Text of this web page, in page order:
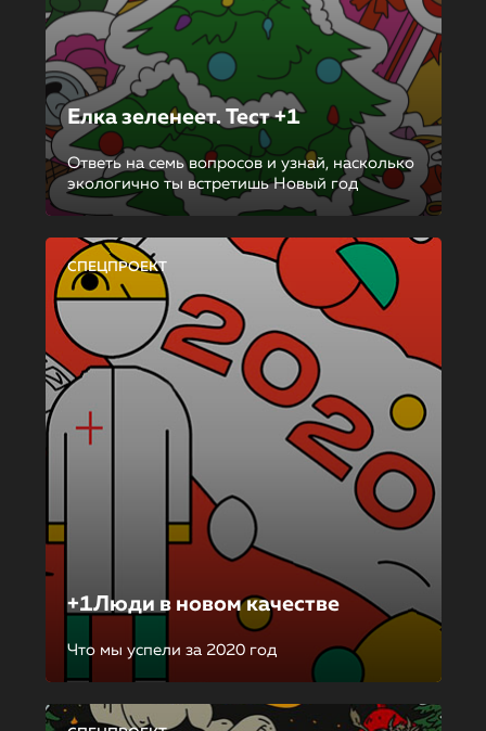
Елка зеленеет. Тест +1
Ответь на семь вопросов и узнай, насколько
экологично ты встретишь Новый год
СПЕЦПРОЕКТ
+1Люди в новом качестве
Что мы успели за 2020 год